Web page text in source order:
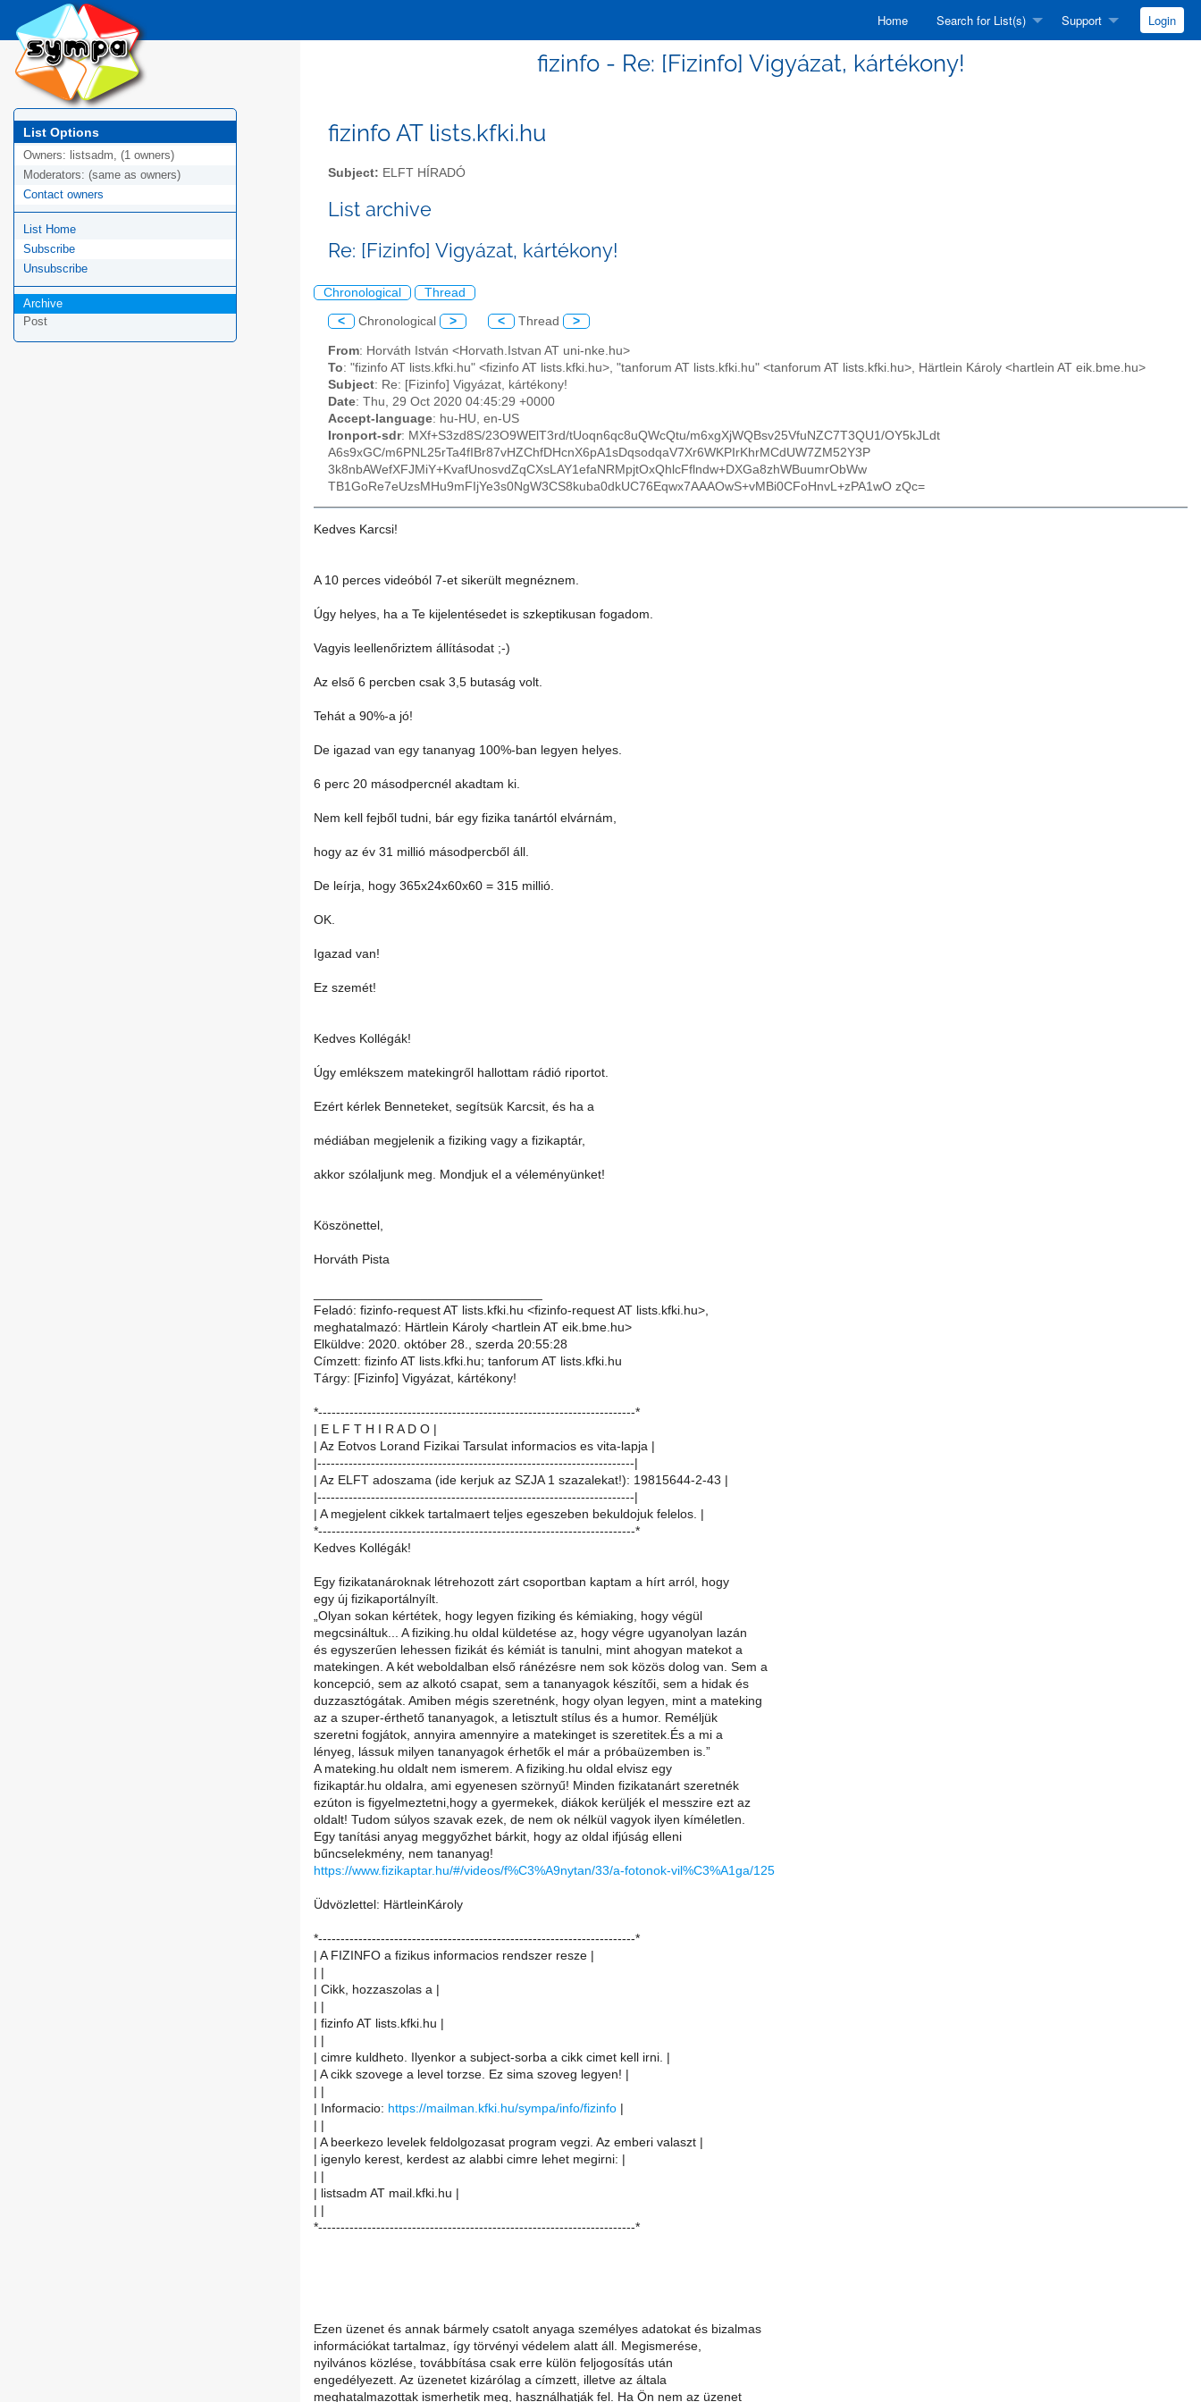
Home Search for List(s) Support Login
fizinfo - Re: [Fizinfo] Vigyázat, kártékony!
List Options
Owners: listsadm, (1 owners)
Moderators: (same as owners)
Contact owners
List Home
Subscribe
Unsubscribe
Archive
Post
fizinfo AT lists.kfki.hu
Subject: ELFT HÍRADÓ
List archive
Re: [Fizinfo] Vigyázat, kártékony!
Chronological Thread
< Chronological > < Thread >
From: Horváth István <Horvath.Istvan AT uni-nke.hu>
To: "fizinfo AT lists.kfki.hu" <fizinfo AT lists.kfki.hu>, "tanforum AT lists.kfki.hu" <tanforum AT lists.kfki.hu>, Härtlein Károly <hartlein AT eik.bme.hu>
Subject: Re: [Fizinfo] Vigyázat, kártékony!
Date: Thu, 29 Oct 2020 04:45:29 +0000
Accept-language: hu-HU, en-US
Ironport-sdr: MXf+S3zd8S/23O9WElT3rd/tUoqn6qc8uQWcQtu/m6xgXjWQBsv25VfuNZC7T3QU1/OY5kJLdt
A6s9xGC/m6PNL25rTa4fIBr87vHZChfDHcnX6pA1sDqsodqaV7Xr6WKPIrKhrMCdUW7ZM52Y3P
3k8nbAWefXFJMiY+KvafUnosvdZqCXsLAY1efaNRMpjtOxQhlcFflndw+DXGa8zhWBuumrObWw
TB1GoRe7eUzsMHu9mFIjYe3s0NgW3CS8kuba0dkUC76Eqwx7AAAOwS+vMBi0CFoHnvL+zPA1wO zQc=
Kedves Karcsi!
A 10 perces videóból 7-et sikerült megnéznem.
Úgy helyes, ha a Te kijelentésedet is szkeptikusan fogadom.
Vagyis leellenőriztem állításodat ;-)
Az első 6 percben csak 3,5 butaság volt.
Tehát a 90%-a jó!
De igazad van egy tananyag 100%-ban legyen helyes.
6 perc 20 másodpercnél akadtam ki.
Nem kell fejből tudni, bár egy fizika tanártól elvárnám,
hogy az év 31 millió másodpercből áll.
De leírja, hogy 365x24x60x60 = 315 millió.
OK.
Igazad van!
Ez szemét!
Kedves Kollégák!
Úgy emlékszem matekingről hallottam rádió riportot.
Ezért kérlek Benneteket, segítsük Karcsit, és ha a
médiában megjelenik a fiziking vagy a fizikaptár,
akkor szólaljunk meg. Mondjuk el a véleményünket!
Köszönettel,
Horváth Pista
Feladó: fizinfo-request AT lists.kfki.hu <fizinfo-request AT lists.kfki.hu>,
meghatalmazó: Härtlein Károly <hartlein AT eik.bme.hu>
Elküldve: 2020. október 28., szerda 20:55:28
Címzett: fizinfo AT lists.kfki.hu; tanforum AT lists.kfki.hu
Tárgy: [Fizinfo] Vigyázat, kártékony!
*-----------------------------------------------------------------------*
| E L F T H I R A D O |
| Az Eotvos Lorand Fizikai Tarsulat informacios es vita-lapja |
|-----------------------------------------------------------------------|
| Az ELFT adoszama (ide kerjuk az SZJA 1 szazalekat!): 19815644-2-43 |
|-----------------------------------------------------------------------|
| A megjelent cikkek tartalmaert teljes egeszeben bekuldojuk felelos. |
*-----------------------------------------------------------------------*
Kedves Kollégák!
Egy fizikatanároknak létrehozott zárt csoportban kaptam a hírt arról, hogy
egy új fizikaportálnyílt.
„Olyan sokan kértétek, hogy legyen fiziking és kémiaking, hogy végül
megcsináltuk... A fiziking.hu oldal küldetése az, hogy végre ugyanolyan lazán
és egyszerűen lehessen fizikát és kémiát is tanulni, mint ahogyan matekot a
matekingen. A két weboldalban első ránézésre nem sok közös dolog van. Sem a
koncepció, sem az alkotó csapat, sem a tananyagok készítői, sem a hidak és
duzzasztógátak. Amiben mégis szeretnénk, hogy olyan legyen, mint a mateking
az a szuper-érthető tananyagok, a letisztult stílus és a humor. Reméljük
szeretni fogjátok, annyira amennyire a matekinget is szeretitek.És a mi a
lényeg, lássuk milyen tananyagok érhetők el már a próbaüzemben is.”
A mateking.hu oldalt nem ismerem. A fiziking.hu oldal elvisz egy
fizikaptár.hu oldalra, ami egyenesen szörnyű! Minden fizikatanárt szeretnék
ezúton is figyelmeztetni,hogy a gyermekek, diákok kerüljék el messzire ezt az
oldalt! Tudom súlyos szavak ezek, de nem ok nélkül vagyok ilyen kíméletlen.
Egy tanítási anyag meggyőzhet bárkit, hogy az oldal ifjúság elleni
bűncselekmény, nem tananyag!
https://www.fizikaptar.hu/#/videos/f%C3%A9nytan/33/a-fotonok-vil%C3%A1ga/125
Üdvözlettel: HärtleinKároly
*-----------------------------------------------------------------------*
| A FIZINFO a fizikus informacios rendszer resze |
| Cikk, hozzaszolas a |
| fizinfo AT lists.kfki.hu |
| cimre kuldheto. Ilyenkor a subject-sorba a cikk cimet kell irni. |
| A cikk szovege a level torzse. Ez sima szoveg legyen! |
| Informacio: https://mailman.kfki.hu/sympa/info/fizinfo
| A beerkezo levelek feldolgozasat program vegzi. Az emberi valaszt |
| igenylo kerest, kerdest az alabbi cimre lehet megirni: |
| listsadm AT mail.kfki.hu |
*-----------------------------------------------------------------------*
Ezen üzenet és annak bármely csatolt anyaga személyes adatokat és bizalmas
információkat tartalmaz, így törvényi védelem alatt áll. Megismerése,
nyilvános közlése, továbbítása csak erre külön feljogosítás után
engedélyezett. Az üzenetet kizárólag a címzett, illetve az általa
meghatalmazottak ismerhetik meg, használhatják fel. Ha Ön nem az üzenet